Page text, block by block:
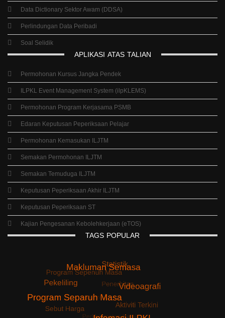
Data Dictionary Sektor Awam (DDSA)
Perlindungan Data Peribadi
Soal Selidik
APLIKASI ATAS TALIAN
Permohonan Kursus Jangka Pendek
ILPKL Event Management System (ilpKLEMS)
Permohonan Program Kerjasama PSMB
Edaran Keputusan Peperiksaan Pelajar
Permohonan Kemasukan ILJTM
Semakan Permohonan ILJTM
Semakan Temuduga ILJTM
Keputusan Peperiksaan Akhir ILJTM
Keputusan Peperiksaan ST
Kajian Pengesanan Kebolehkerjaan (eTOS)
TAGS POPULAR